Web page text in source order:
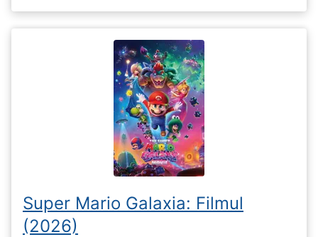
Super Mario Galaxia: Filmul
(2026)